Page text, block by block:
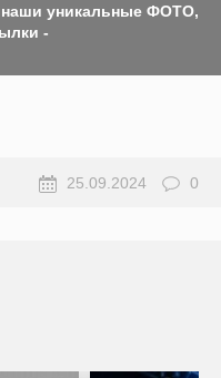
уникальные ФОТО,
-
25.09.2024 0